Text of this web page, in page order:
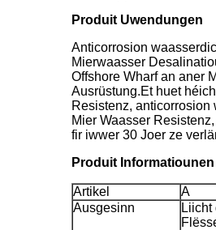
Produit Uwendungen
Anticorrosion
Mierwaasser
Offshore Wharf an aner
Ausrüstung.Et huet
Resistenz, anticorrosion
Mier Waasser
fir iwwer 30 Joer ze
Produit Informatiounen
Artikel A
Ausgesinn
Liicht